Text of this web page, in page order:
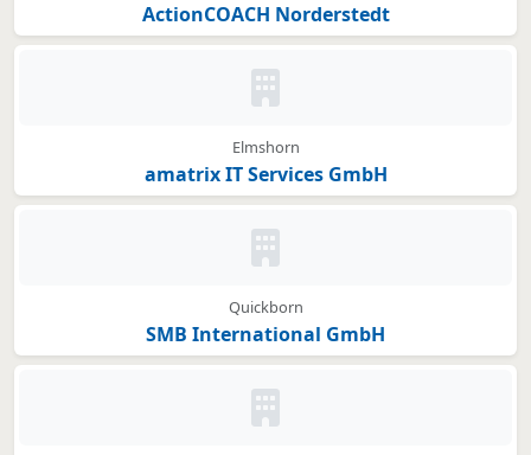
ActionCOACH Norderstedt
Kein Bild oder Logo hinterlegt
Elmshorn
amatrix IT Services GmbH
Kein Bild oder Logo hinterlegt
Quickborn
SMB International GmbH
Kein Bild oder Logo hinterlegt